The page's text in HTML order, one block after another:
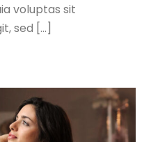
voluptas sit
sed […]